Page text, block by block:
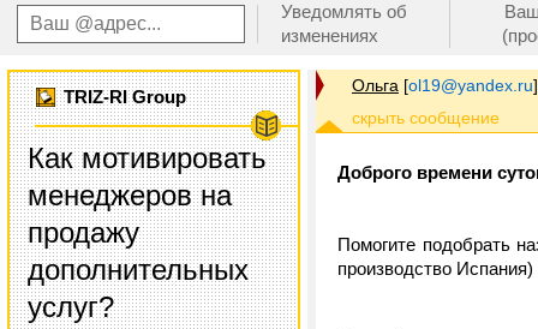
Уведомлять об
изменениях
TRIZ-RI Group
Как мотивировать
менеджеров на
продажу
дополнительных
услуг?
Ольга [ol19@yandex.ru]
Доброго времени
Помогите подобрать
производство